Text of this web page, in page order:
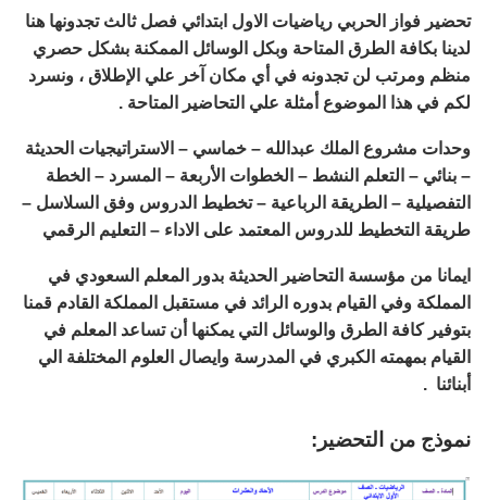
تحضير فواز الحربي رياضيات الاول ابتدائي فصل ثالث تجدونها هنا
لدينا بكافة الطرق المتاحة وبكل الوسائل الممكنة بشكل حصري
منظم ومرتب لن تجدونه في أي مكان آخر علي الإطلاق ، ونسرد
لكم في هذا الموضوع أمثلة علي التحاضير المتاحة .
وحدات مشروع الملك عبدالله – خماسي – الاستراتيجيات الحديثة
– بنائي – التعلم النشط – الخطوات الأربعة – المسرد – الخطة
التفصيلية – الطريقة الرباعية – تخطيط الدروس وفق السلاسل –
طريقة التخطيط للدروس المعتمد على الاداء – التعليم الرقمي
ايمانا من مؤسسة التحاضير الحديثة بدور المعلم السعودي في
المملكة وفي القيام بدوره الرائد في مستقبل المملكة القادم قمنا
بتوفير كافة الطرق والوسائل التي يمكنها أن تساعد المعلم في
القيام بمهمته الكبري في المدرسة وايصال العلوم المختلفة الي
أبنائنا .
نموذج من التحضير: